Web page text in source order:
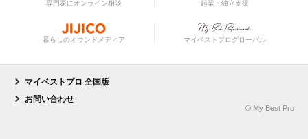
専門家にオンライン相談 起業・独立支援
暮らしのオウンドメディア マイベストプログローバル
マイベストプロ 全国版
お問い合わせ
© My Best Pro